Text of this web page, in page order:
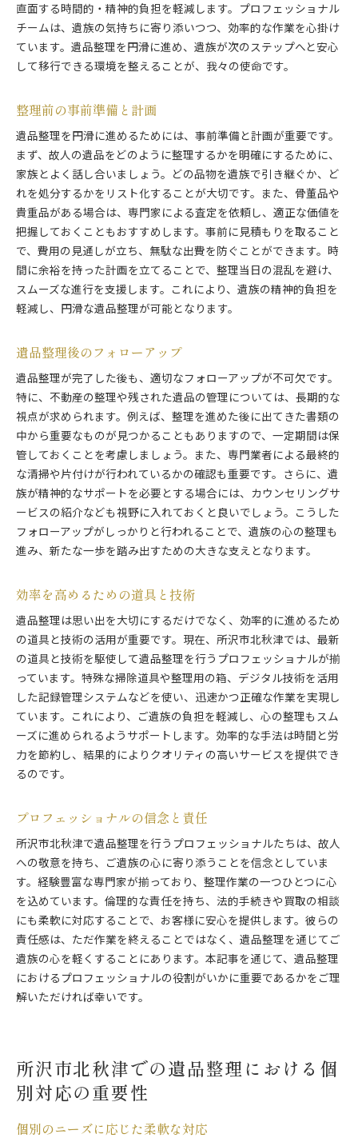
直面する時間的・精神的負担を軽減します。プロフェッショナル
チームは、遺族の気持ちに寄り添いつつ、効率的な作業を心掛け
ています。遺品整理を円滑に進め、遺族が次のステップへと安心
して移行できる環境を整えることが、我々の使命です。
整理前の事前準備と計画
遺品整理を円滑に進めるためには、事前準備と計画が重要です。
まず、故人の遺品をどのように整理するかを明確にするために、
家族とよく話し合いましょう。どの品物を遺族で引き継ぐか、ど
れを処分するかをリスト化することが大切です。また、骨董品や
貴重品がある場合は、専門家による査定を依頼し、適正な価値を
把握しておくこともおすすめします。事前に見積もりを取ること
で、費用の見通しが立ち、無駄な出費を防ぐことができます。時
間に余裕を持った計画を立てることで、整理当日の混乱を避け、
スムーズな進行を支援します。これにより、遺族の精神的負担を
軽減し、円滑な遺品整理が可能となります。
遺品整理後のフォローアップ
遺品整理が完了した後も、適切なフォローアップが不可欠です。
特に、不動産の整理や残された遺品の管理については、長期的な
視点が求められます。例えば、整理を進めた後に出てきた書類の
中から重要なものが見つかることもありますので、一定期間は保
管しておくことを考慮しましょう。また、専門業者による最終的
な清掃や片付けが行われているかの確認も重要です。さらに、遺
族が精神的なサポートを必要とする場合には、カウンセリングサ
ービスの紹介なども視野に入れておくと良いでしょう。こうした
フォローアップがしっかりと行われることで、遺族の心の整理も
進み、新たな一歩を踏み出すための大きな支えとなります。
効率を高めるための道具と技術
遺品整理は思い出を大切にするだけでなく、効率的に進めるため
の道具と技術の活用が重要です。現在、所沢市北秋津では、最新
の道具と技術を駆使して遺品整理を行うプロフェッショナルが揃
っています。特殊な掃除道具や整理用の箱、デジタル技術を活用
した記録管理システムなどを使い、迅速かつ正確な作業を実現し
ています。これにより、ご遺族の負担を軽減し、心の整理もスム
ーズに進められるようサポートします。効率的な手法は時間と労
力を節約し、結果的によりクオリティの高いサービスを提供でき
るのです。
プロフェッショナルの信念と責任
所沢市北秋津で遺品整理を行うプロフェッショナルたちは、故人
への敬意を持ち、ご遺族の心に寄り添うことを信念としていま
す。経験豊富な専門家が揃っており、整理作業の一つひとつに心
を込めています。倫理的な責任を持ち、法的手続きや買取の相談
にも柔軟に対応することで、お客様に安心を提供します。彼らの
責任感は、ただ作業を終えることではなく、遺品整理を通じてご
遺族の心を軽くすることにあります。本記事を通じて、遺品整理
におけるプロフェッショナルの役割がいかに重要であるかをご理
解いただければ幸いです。
所沢市北秋津での遺品整理における個
別対応の重要性
個別のニーズに応じた柔軟な対応